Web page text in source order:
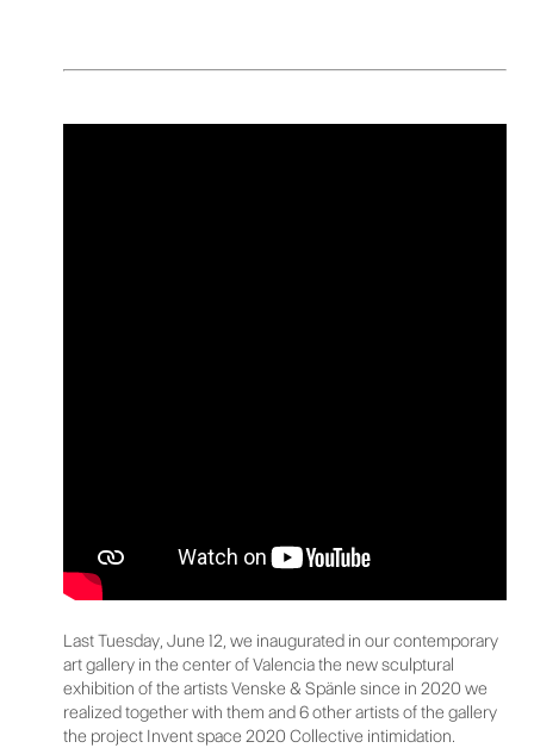
Last Tuesday, June 12, we inaugurated in our contemporary
art gallery in the center of Valencia the new sculptural
exhibition of the artists Venske & Spänle since in 2020 we
realized together with them and 6 other artists of the gallery
the project Invent space 2020 Collective intimidation.